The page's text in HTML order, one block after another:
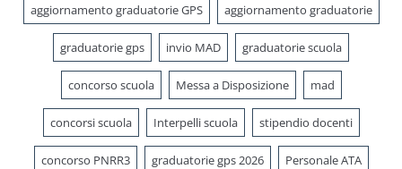
aggiornamento graduatorie GPS aggiornamento graduatorie
graduatorie gps invio MAD graduatorie scuola
concorso scuola Messa a Disposizione mad
concorsi scuola Interpelli scuola stipendio docenti
concorso PNRR3 graduatorie gps 2026 Personale ATA